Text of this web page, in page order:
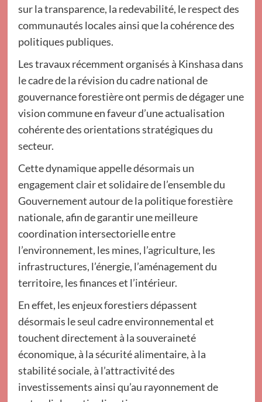
sur la transparence, la redevabilité, le respect des
communautés locales ainsi que la cohérence des
politiques publiques.
Les travaux récemment organisés à Kinshasa dans
le cadre de la révision du cadre national de
gouvernance forestière ont permis de dégager une
vision commune en faveur d’une actualisation
cohérente des orientations stratégiques du
secteur.
Cette dynamique appelle désormais un
engagement clair et solidaire de l’ensemble du
Gouvernement autour de la politique forestière
nationale, afin de garantir une meilleure
coordination intersectorielle entre
l’environnement, les mines, l’agriculture, les
infrastructures, l’énergie, l’aménagement du
territoire, les finances et l’intérieur.
En effet, les enjeux forestiers dépassent
désormais le seul cadre environnemental et
touchent directement à la souveraineté
économique, à la sécurité alimentaire, à la
stabilité sociale, à l’attractivité des
investissements ainsi qu’au rayonnement de